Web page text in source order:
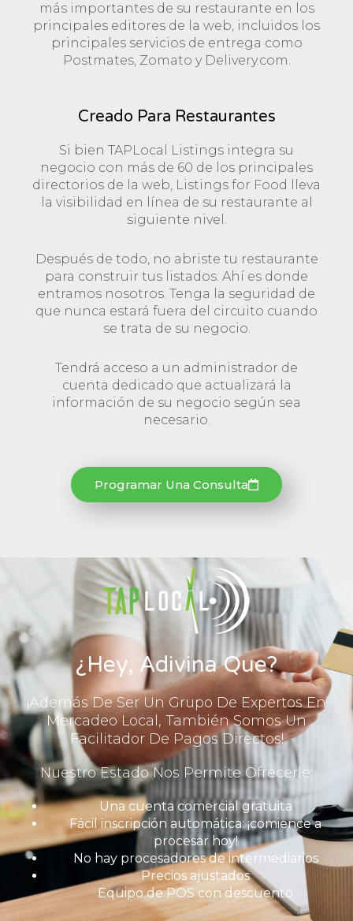
más importantes de su restaurante en los
principales editores de la web, incluidos los
principales servicios de entrega como
Postmates, Zomato y Delivery.com.
Creado Para Restaurantes
Si bien TAPLocal Listings integra su
negocio con más de 60 de los principales
directorios de la web, Listings for Food lleva
la visibilidad en línea de su restaurante al
siguiente nivel.
Después de todo, no abriste tu restaurante
para construir tus listados. Ahí es donde
entramos nosotros. Tenga la seguridad de
que nunca estará fuera del circuito cuando
se trata de su negocio.
Tendrá acceso a un administrador de
cuenta dedicado que actualizará la
información de su negocio según sea
necesario.
Programar Una Consulta
¿Hey, Adivina Que?
¡Además De Ser Un Grupo De Expertos En
Mercadeo Local, También Somos Un
Facilitador De Pagos Directos!
Nuestro Estado Nos Permite Ofrecerle:
Una cuenta comercial gratuita
Fácil inscripción automática: ¡comience a
procesar hoy!
No hay procesadores de intermediarios
Precios ajustados
Equipo de POS con descuento